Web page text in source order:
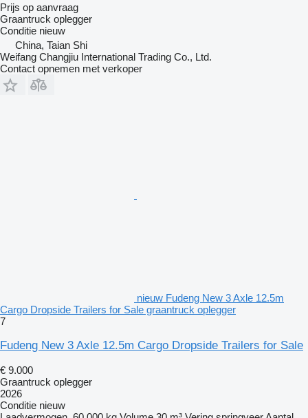
Prijs op aanvraag
Graantruck oplegger
Conditie nieuw
China, Taian Shi
Weifang Changjiu International Trading Co., Ltd.
Contact opnemen met verkoper
nieuw Fudeng New 3 Axle 12.5m
Cargo Dropside Trailers for Sale graantruck oplegger
7
Fudeng New 3 Axle 12.5m Cargo Dropside Trailers for Sale
€ 9.000
Graantruck oplegger
2026
Conditie nieuw